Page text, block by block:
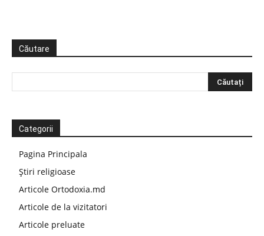
Căutare
Categorii
Pagina Principala
Știri religioase
Articole Ortodoxia.md
Articole de la vizitatori
Articole preluate